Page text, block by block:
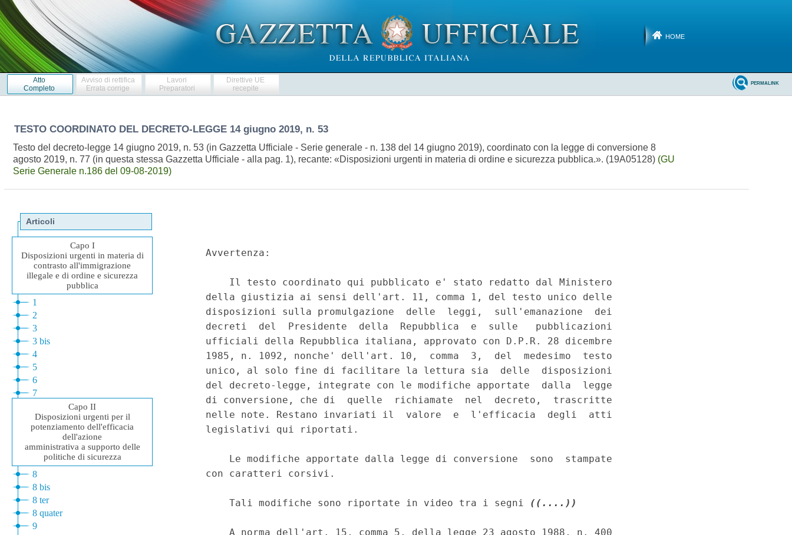
HOME
Atto
Completo
Avviso di rettifica
Errata corrige
Lavori
Preparatori
Direttive UE
recepite
PERMALINK
TESTO COORDINATO DEL DECRETO-LEGGE 14 giugno 2019, n. 53
Testo del decreto-legge 14 giugno 2019, n. 53 (in Gazzetta Ufficiale - Serie generale - n. 138 del 14 giugno 2019), coordinato con la legge di conversione 8
agosto 2019, n. 77 (in questa stessa Gazzetta Ufficiale - alla pag. 1), recante: «Disposizioni urgenti in materia di ordine e sicurezza pubblica.». (19A05128) (GU
Serie Generale n.186 del 09-08-2019)